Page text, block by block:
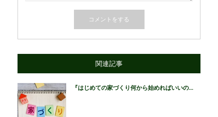
関連記事
『はじめての家づくり何から始めればいいの...